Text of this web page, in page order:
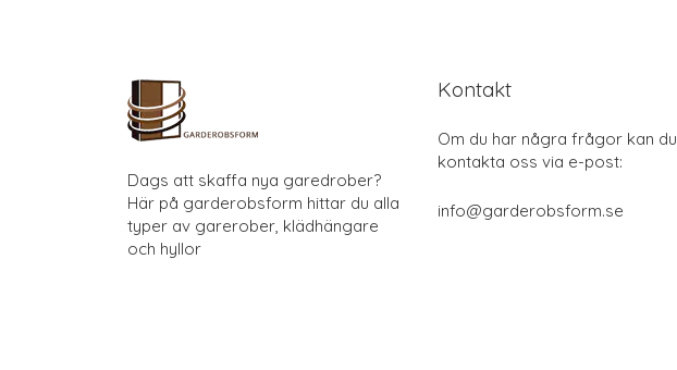
Dags att skaffa nya garedrober?
Här på garderobsform hittar du alla
typer av garerober, klädhängare
och hyllor
Kontakt
Om du har några frågor kan du
kontakta oss via e-post:
info@garderobsform.se